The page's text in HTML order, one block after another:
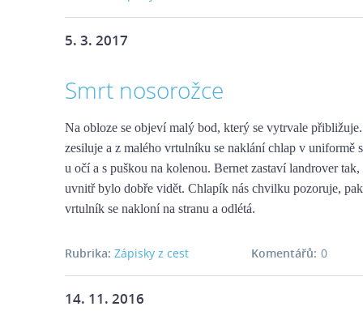
5. 3. 2017
Smrt nosorožce
Na obloze se objeví malý bod, který se vytrvale
zesiluje a z malého vrtulníku se naklání chlap v uniformě
u očí a s puškou na kolenou. Bernet zastaví landrover tak,
uvnitř bylo dobře vidět. Chlapík nás chvilku pozoruje,
vrtulník se nakloní na stranu a odlétá.
Rubrika: Zápisky z cest 0
Komentářů:
14. 11. 2016